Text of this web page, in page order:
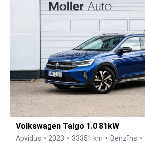
Volkswagen Taigo 1.0 81kW
Apvidus 2023 33351 km Benzīns